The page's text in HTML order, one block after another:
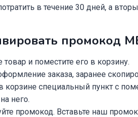
в течение 30 дней, а
промокод
товар и поместите его в корзину.
заказа, заранее
корзине специальный пункт с
него.
промокод. Вставьте наш